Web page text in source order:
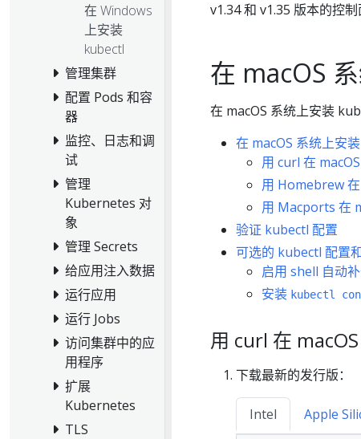
在 Windows
上安装
kubectl
管理集群
配置 Pods 和容
器
监控、日志和调
试
管理
Kubernetes 对
象
管理 Secrets
给应用注入数据
运行应用
运行 Jobs
访问集群中的应
用程序
扩展
Kubernetes
TLS
v1.34 和 v1.35 版本的控
在 macOS
在 macOS 系统上安装
在 macOS 系统上安
用 curl 在
用 Homebrew
用 Macports 在
验证 kubectl 配置
可选的 kubectl 配置
启用 shell 自动
安装 kubectl
用 curl 在
下载最新的发行版：
Intel Apple